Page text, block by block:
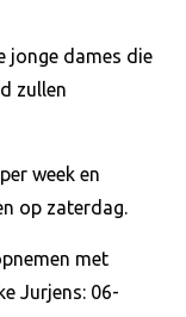
jonge dames die
zullen
week en
op zaterdag.
met
Jurjens: 06-